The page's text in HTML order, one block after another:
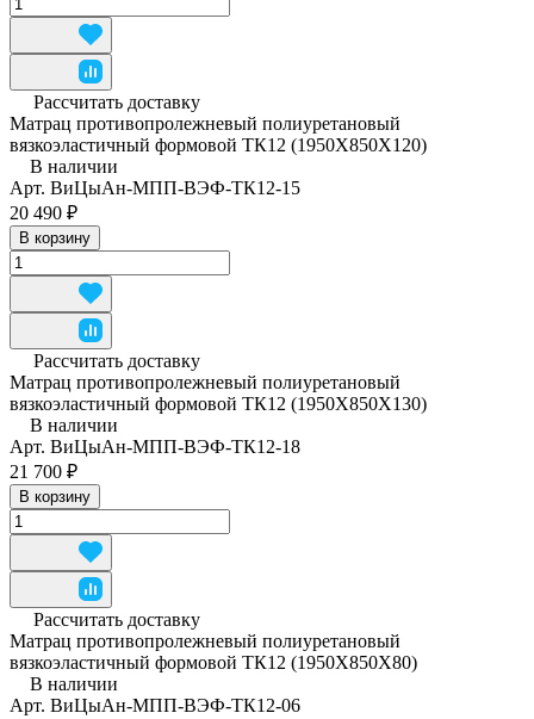
Рассчитать доставку
Матрац противопролежневый полиуретановый
вязкоэластичный формовой ТК12 (1950Х850Х120)
В наличии
Арт. ВиЦыАн-МПП-ВЭФ-ТК12-15
20 490 ₽
В корзину
Рассчитать доставку
Матрац противопролежневый полиуретановый
вязкоэластичный формовой ТК12 (1950Х850Х130)
В наличии
Арт. ВиЦыАн-МПП-ВЭФ-ТК12-18
21 700 ₽
В корзину
Рассчитать доставку
Матрац противопролежневый полиуретановый
вязкоэластичный формовой ТК12 (1950Х850Х80)
В наличии
Арт. ВиЦыАн-МПП-ВЭФ-ТК12-06